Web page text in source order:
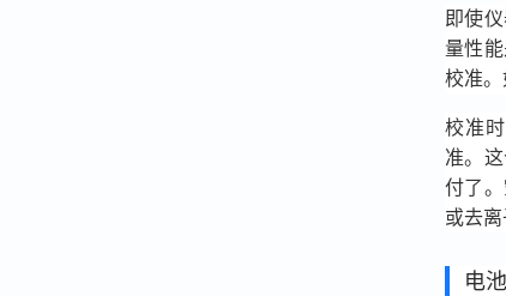
即使
量性
校准
校准
准。
付了
或去离
电